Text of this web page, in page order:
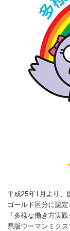
平成25年1月より、
ゴールド区分に認定
「多様な働き方実
県版ウーマンミク